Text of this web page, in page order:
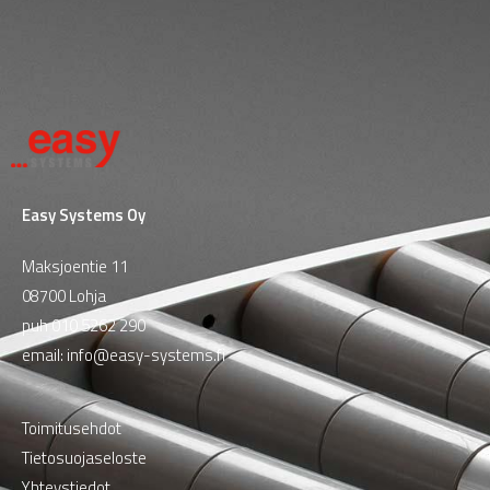
Easy Systems Oy
Maksjoentie 11
08700 Lohja
puh010 5262 290
email: info@easy-systems.fi
Toimitusehdot
Tietosuojaseloste